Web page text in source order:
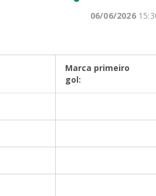
06/06/2026
Marca primeiro
gol: